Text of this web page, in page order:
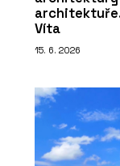
Víta
15. 6. 2026